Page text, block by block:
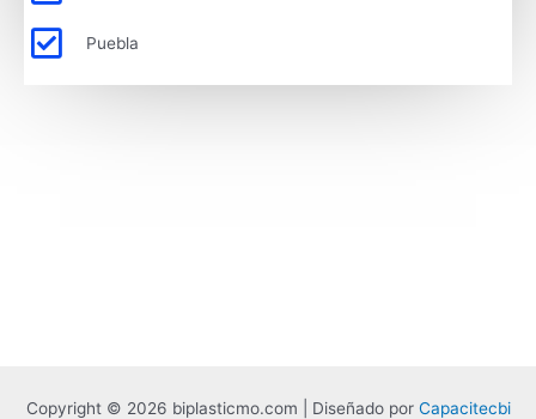
Puebla
Copyright © 2026 biplasticmo.com | Diseñado por Capacitecbi